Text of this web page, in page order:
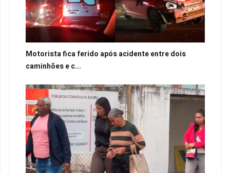
Motorista fica ferido após acidente entre dois
caminhões e c...